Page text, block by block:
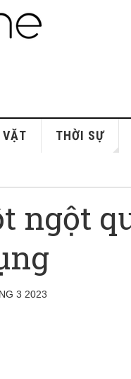
VẶT THỜI SỰ
ngột
3 2023